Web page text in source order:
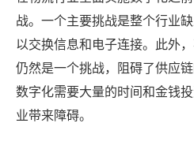
战。一个主要挑战是整个行业
以交换信息和电子连接。此外
仍然是一个挑战，阻碍了供应
数字化需要大量的时间和金钱
业带来障碍。